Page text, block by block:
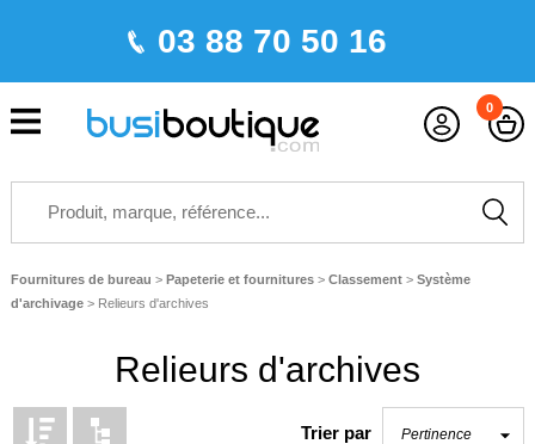
03 88 70 50 16
0
Fournitures de bureau > Papeterie et fournitures > Classement > Système
d'archivage > Relieurs d'archives
Relieurs d'archives
Trier par